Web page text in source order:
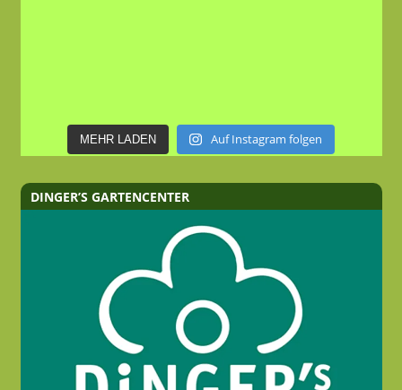
MEHR LADEN Auf Instagram folgen
DINGER’S GARTENCENTER